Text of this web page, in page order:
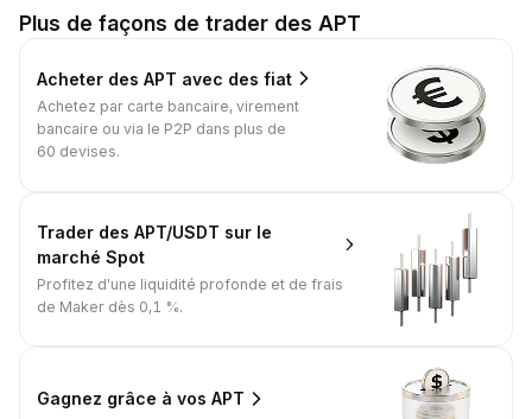
Plus de façons de trader des APT
Acheter des APT avec des fiat
Achetez par carte bancaire, virement
bancaire ou via le P2P dans plus de
60 devises.
Trader des APT/USDT sur le
marché Spot
Profitez d'une liquidité profonde et de frais
de Maker dès 0,1 %.
Gagnez grâce à vos APT